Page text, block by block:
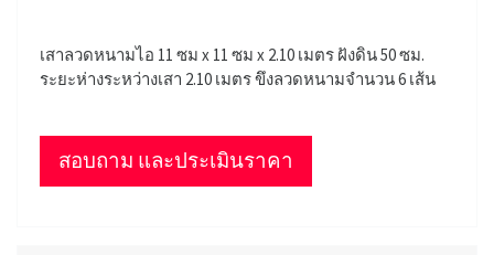
เสาลวดหนามไอ 11 ซม x 11 ซม x 2.10 เมตร ฝังดิน 50 ซม.
ระยะห่างระหว่างเสา 2.10 เมตร ขึงลวดหนามจำนวน 6 เส้น
สอบถาม และประเมินราคา